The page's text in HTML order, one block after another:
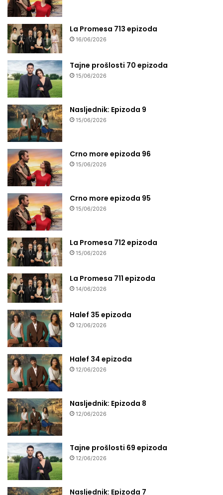
La Promesa 713 epizoda
16/06/2026
Tajne prošlosti 70 epizoda
15/06/2026
Nasljednik: Epizoda 9
15/06/2026
Crno more epizoda 96
15/06/2026
Crno more epizoda 95
15/06/2026
La Promesa 712 epizoda
15/06/2026
La Promesa 711 epizoda
14/06/2026
Halef 35 epizoda
12/06/2026
Halef 34 epizoda
12/06/2026
Nasljednik: Epizoda 8
12/06/2026
Tajne prošlosti 69 epizoda
12/06/2026
Nasljednik: Epizoda 7